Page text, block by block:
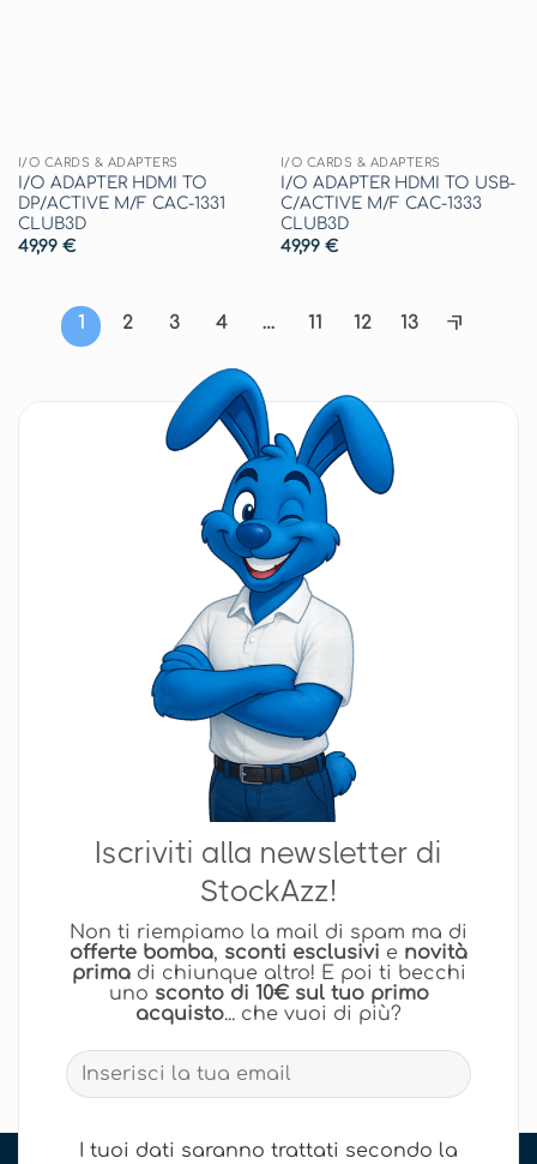
I/O CARDS & ADAPTERS
I/O ADAPTER HDMI TO
DP/ACTIVE M/F CAC-1331
CLUB3D
49,99 €
I/O CARDS & ADAPTERS
I/O ADAPTER HDMI TO USB-
C/ACTIVE M/F CAC-1333
CLUB3D
49,99 €
1 2 3 4 … 11 12 13
Iscriviti alla newsletter di
StockAzz!
Non ti riempiamo la mail di spam ma di
offerte bomba, sconti esclusivi e novità
primadi chiunque altro! E poi ti becchi
uno sconto di 10€ sul tuo primo
acquisto... che vuoi di più?
I tuoi dati saranno trattati secondo la